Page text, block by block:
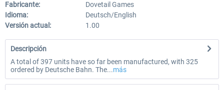
Fabricante:
Dovetail Games
Idioma:
Deutsch/English
Versión actual:
1.00
Descripción
A total of 397 units have so far been manufactured, with 325
ordered by Deutsche Bahn. The...más